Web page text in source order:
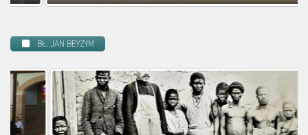
BŁ. JAN BEYZYM